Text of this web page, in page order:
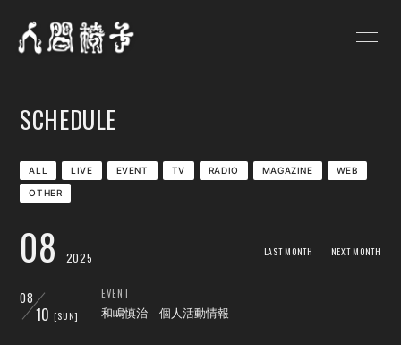
SCHEDULE
VIDEO
DISCOGRAPHY
人間椅子画報
遺言状放送
PHOTO
SCHEDULE
ALL LIVE EVENT TV RADIO MAGAZINE WEB
OTHER
08 2025 LAST MONTH NEXT MONTH
08
10 [SUN]
EVENT
和嶋慎治 個人活動情報